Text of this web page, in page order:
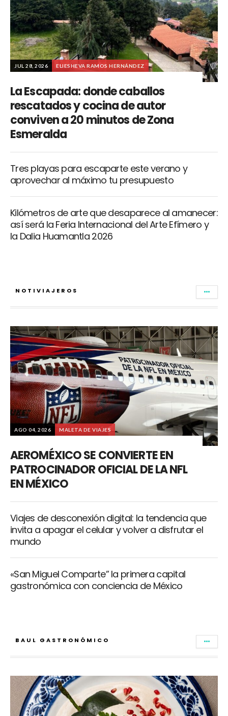
JUL 28, 2026 ELIESHEVA RAMOS HERNÁNDEZ
La Escapada: donde caballos
rescatados y cocina de autor
conviven a 20 minutos de Zona
Esmeralda
Tres playas para escaparte este verano y
aprovechar al máximo tu presupuesto
Kilómetros de arte que desaparece al amanecer:
así será la Feria Internacional del Arte Efímero y
la Dalia Huamantla 2026
NOTIVIAJEROS
AGO 04, 2026 MALETA DE VIAJES
AEROMÉXICO SE CONVIERTE EN
PATROCINADOR OFICIAL DE LA NFL
EN MÉXICO
Viajes de desconexión digital: la tendencia que
invita a apagar el celular y volver a disfrutar el
mundo
«San Miguel Comparte” la primera capital
gastronómica con conciencia de México
BAUL GASTRONÓMICO